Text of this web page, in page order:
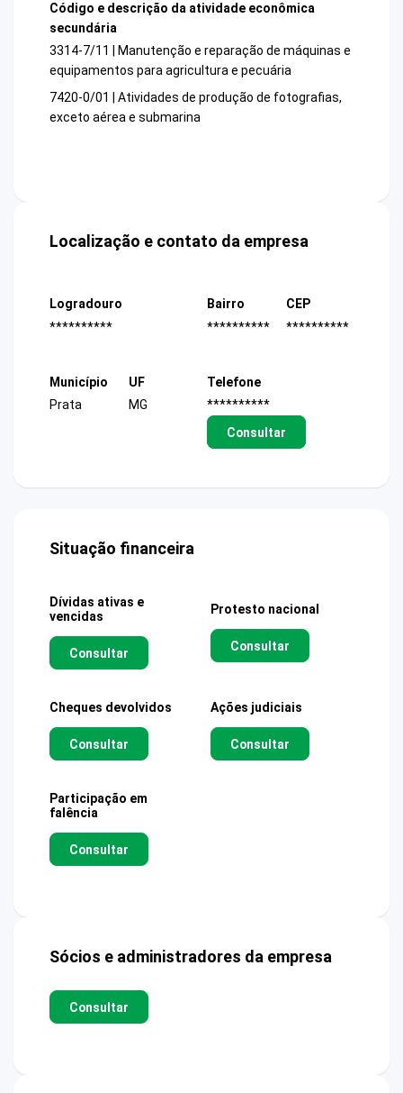
Código e descrição da atividade econômica
secundária
3314-7/11 | Manutenção e reparação de máquinas e
equipamentos para agricultura e pecuária
7420-0/01 | Atividades de produção de fotografias,
exceto aérea e submarina
Localização e contato da empresa
Logradouro
**********
Bairro
**********
CEP
**********
Município
Prata
UF
MG
Telefone
**********
Consultar
Situação financeira
Dívidas ativas e
vencidas
Consultar
Protesto nacional
Consultar
Cheques devolvidos
Consultar
Ações judiciais
Consultar
Participação em
falência
Consultar
Sócios e administradores da empresa
Consultar